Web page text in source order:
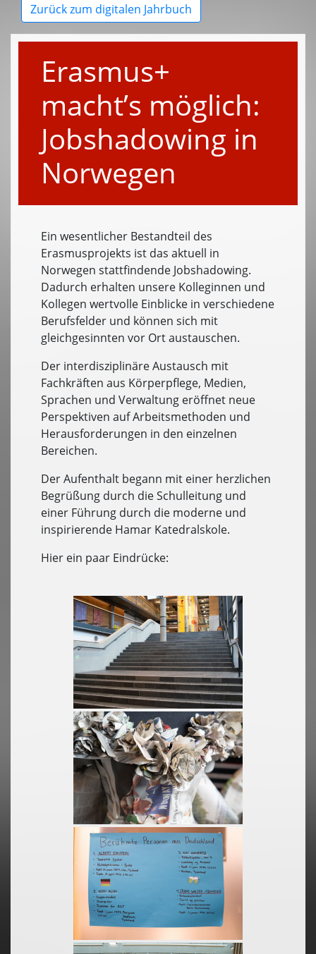
Zurück zum digitalen Jahrbuch
Erasmus+
macht’s möglich:
Jobshadowing in
Norwegen
Ein wesentlicher Bestandteil des
Erasmusprojekts ist das aktuell in
Norwegen stattfindende Jobshadowing.
Dadurch erhalten unsere Kolleginnen und
Kollegen wertvolle Einblicke in verschiedene
Berufsfelder und können sich mit
gleichgesinnten vor Ort austauschen.
Der interdisziplinäre Austausch mit
Fachkräften aus Körperpflege, Medien,
Sprachen und Verwaltung eröffnet neue
Perspektiven auf Arbeitsmethoden und
Herausforderungen in den einzelnen
Bereichen.
Der Aufenthalt begann mit einer herzlichen
Begrüßung durch die Schulleitung und
einer Führung durch die moderne und
inspirierende Hamar Katedralskole.
Hier ein paar Eindrücke: